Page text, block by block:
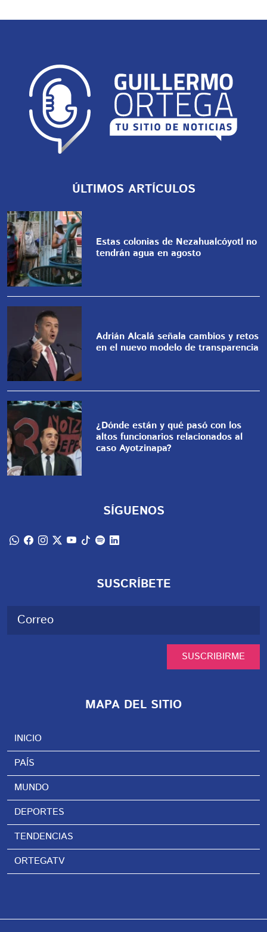
ÚLTIMOS ARTÍCULOS
Estas colonias de Nezahualcóyotl no
tendrán agua en agosto
Adrián Alcalá señala cambios y retos
en el nuevo modelo de transparencia
¿Dónde están y qué pasó con los
altos funcionarios relacionados al
caso Ayotzinapa?
SÍGUENOS
SUSCRÍBETE
SUSCRIBIRME
MAPA DEL SITIO
INICIO
PAÍS
MUNDO
DEPORTES
TENDENCIAS
ORTEGATV